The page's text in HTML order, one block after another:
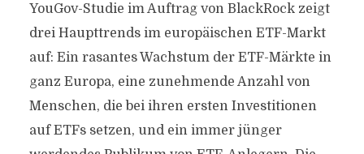
YouGov-Studie im Auftrag von BlackRock zeigt
drei Haupttrends im europäischen ETF-Markt
auf: Ein rasantes Wachstum der ETF-Märkte in
ganz Europa, eine zunehmende Anzahl von
Menschen, die bei ihren ersten Investitionen
auf ETFs setzen, und ein immer jünger